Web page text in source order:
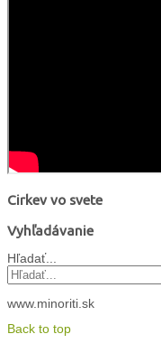
Cirkev vo svete
Vyhľadávanie
Hľadať...
www.minoriti.sk
Back to top